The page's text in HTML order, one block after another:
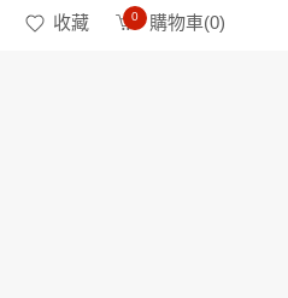
收藏 0 購物車(0)